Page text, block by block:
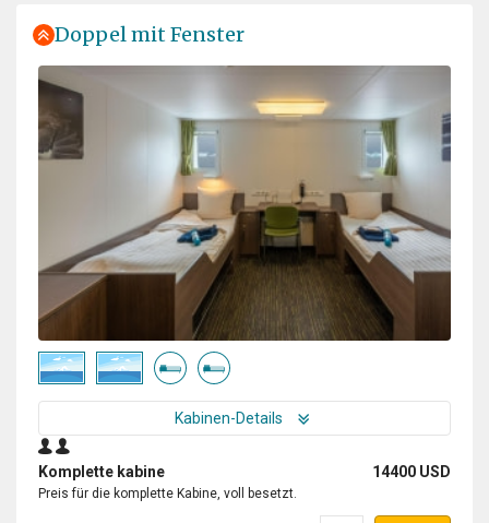
Doppel mit Fenster
Kabinen-Details
Komplette kabine 14400 USD
Preis für die komplette Kabine, voll besetzt.